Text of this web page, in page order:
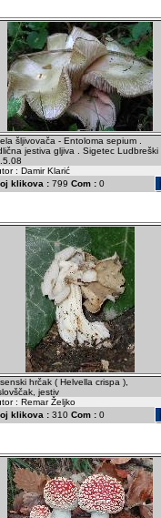
šljivovača - Entoloma sepium .
jestiva gljiva . Sigetec Ludbreški
: Damir Klarić
klikova :799 Com :0
hrčak ( Helvella crispa ),
jestiv
: Remar Željko
klikova :310 Com :0